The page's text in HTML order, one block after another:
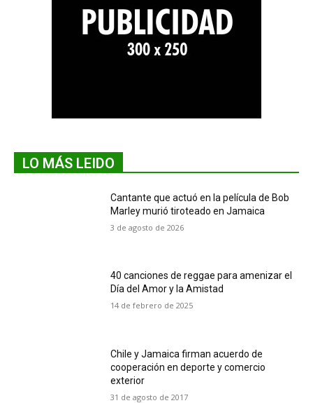
LO MÁS LEIDO
Cantante que actuó en la película de Bob
Marley murió tiroteado en Jamaica
3 de agosto de 2026
40 canciones de reggae para amenizar el
Día del Amor y la Amistad
14 de febrero de 2025
Chile y Jamaica firman acuerdo de
cooperación en deporte y comercio
exterior
31 de agosto de 2017